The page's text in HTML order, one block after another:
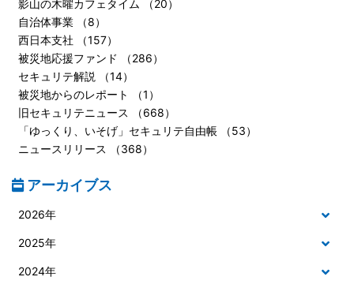
影山の木曜カフェタイム （20）
自治体事業 （8）
西日本支社 （157）
被災地応援ファンド （286）
セキュリテ解説 （14）
被災地からのレポート （1）
旧セキュリテニュース （668）
「ゆっくり、いそげ」セキュリテ自由帳 （53）
ニュースリリース （368）
アーカイブス
2026年
2025年
2024年